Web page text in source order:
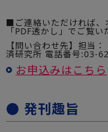
■ご連絡いただければ、
「PDF透かし」でご覧い
【問い合わせ先】担当
済研究所 電話番号:03-
お申込みはこちら
● 発刊趣旨